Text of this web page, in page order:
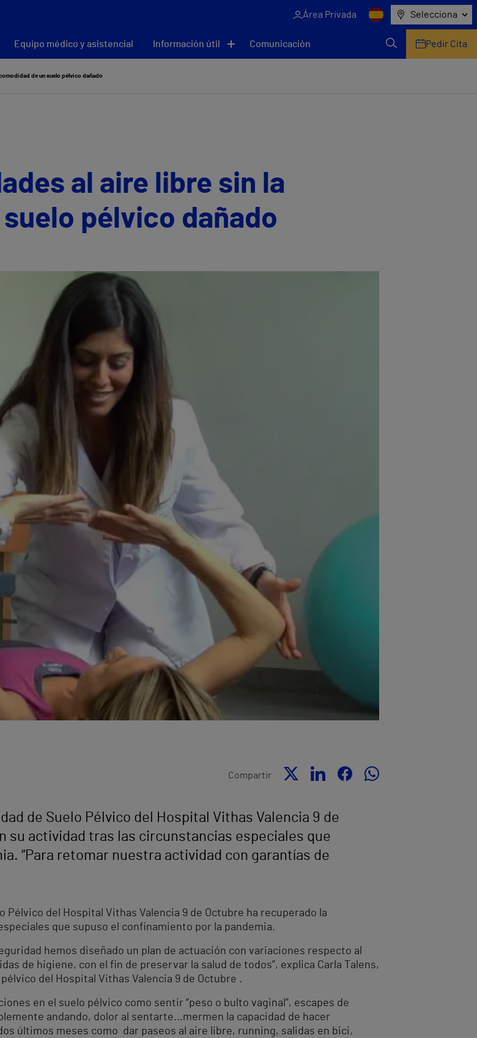
Área Privada Selecciona
Equipo médico y asistencial Información útil Comunicación Pedir Cita
de un suelo pélvico dañado
al aire libre sin la
pélvico dañado
Compartir
de Suelo Pélvico del Hospital Vithas Valencia 9 de
su actividad tras las circunstancias especiales que
“Para retomar nuestra actividad con garantías de
del Hospital Vithas Valencia 9 de Octubre ha recuperado la
que supuso el confinamiento por la pandemia.
hemos diseñado un plan de actuación con variaciones respecto al
de higiene, con el fin de preservar la salud de todos”, explica Carla Talens,
del Hospital Vithas Valencia 9 de Octubre .
en el suelo pélvico como sentir “peso o bulto vaginal”, escapes de
andando, dolor al sentarte...mermen la capacidad de hacer
últimos meses como dar paseos al aire libre, running, salidas en bici,